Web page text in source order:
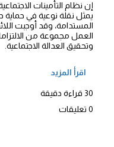
إن نظام التأمينات
يمثل نقلة نوعية في حماية
المستدامة، وقد أوجبت
العمل مجموعة من
وتحقيق العدالة الاجتماعية.
اقرأ المزيد
30 قراءة دقيقة
0 تعليقات